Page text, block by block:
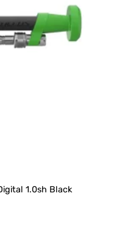
1.0sh Black